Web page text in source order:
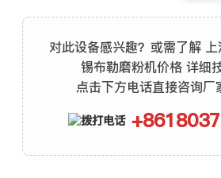
对此设备感兴趣？或需了解
锡布勒磨粉机价格 详细
点击下方电话直接咨询厂